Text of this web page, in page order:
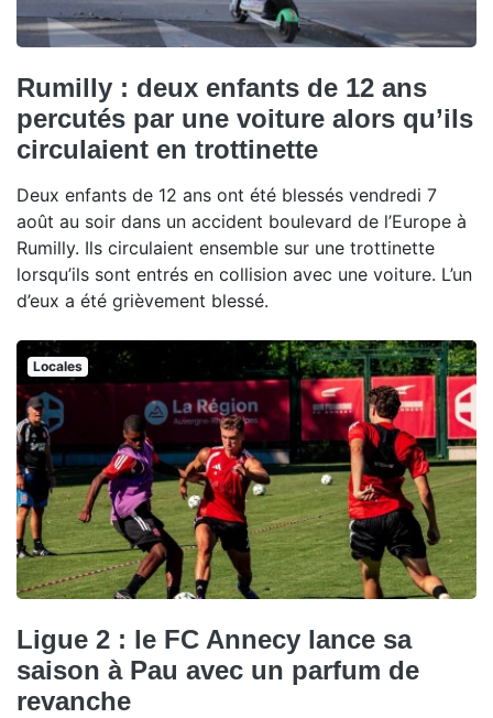
Rumilly : deux enfants de 12 ans
percutés par une voiture alors qu’ils
circulaient en trottinette
Deux enfants de 12 ans ont été blessés vendredi 7
août au soir dans un accident boulevard de l’Europe à
Rumilly. Ils circulaient ensemble sur une trottinette
lorsqu’ils sont entrés en collision avec une voiture. L’un
d’eux a été grièvement blessé.
Locales
Ligue 2 : le FC Annecy lance sa
saison à Pau avec un parfum de
revanche